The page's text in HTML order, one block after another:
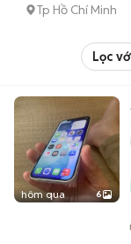
Tp Hồ Chí Minh
Lọc
hôm qua 6